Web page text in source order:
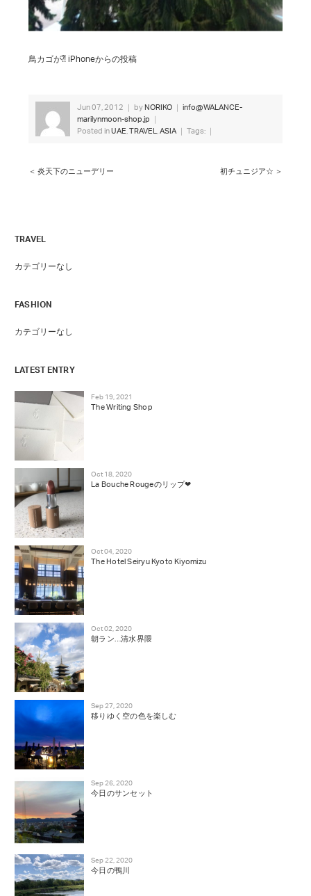
鳥カゴが⁈ iPhoneからの投稿
Jun 07, 2012 ｜ byNORIKO ｜info@WALANCE-
marilynmoon-shop.jp ｜
Posted inUAE,TRAVEL,ASIA ｜ Tags: ｜
＜ 炎天下のニューデリー 初チュニジア☆ ＞
TRAVEL
カテゴリーなし
FASHION
カテゴリーなし
LATEST ENTRY
Feb 19, 2021
The Writing Shop
Oct 18, 2020
La Bouche Rougeのリップ❤︎
Oct 04, 2020
The Hotel Seiryu Kyoto Kiyomizu
Oct 02, 2020
朝ラン…清水界隈
Sep 27, 2020
移りゆく空の色を楽しむ
Sep 26, 2020
今日のサンセット
Sep 22, 2020
今日の鴨川